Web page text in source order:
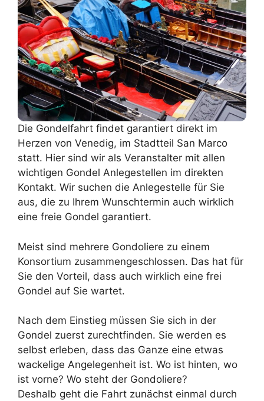
Die Gondelfahrt findet garantiert direkt im
Herzen von Venedig, im Stadtteil San Marco
statt. Hier sind wir als Veranstalter mit allen
wichtigen Gondel Anlegestellen im direkten
Kontakt. Wir suchen die Anlegestelle für Sie
aus, die zu Ihrem Wunschtermin auch wirklich
eine freie Gondel garantiert.
Meist sind mehrere Gondoliere zu einem
Konsortium zusammengeschlossen. Das hat für
Sie den Vorteil, dass auch wirklich eine frei
Gondel auf Sie wartet.
Nach dem Einstieg müssen Sie sich in der
Gondel zuerst zurechtfinden. Sie werden es
selbst erleben, dass das Ganze eine etwas
wackelige Angelegenheit ist. Wo ist hinten, wo
ist vorne? Wo steht der Gondoliere?
Deshalb geht die Fahrt zunächst einmal durch